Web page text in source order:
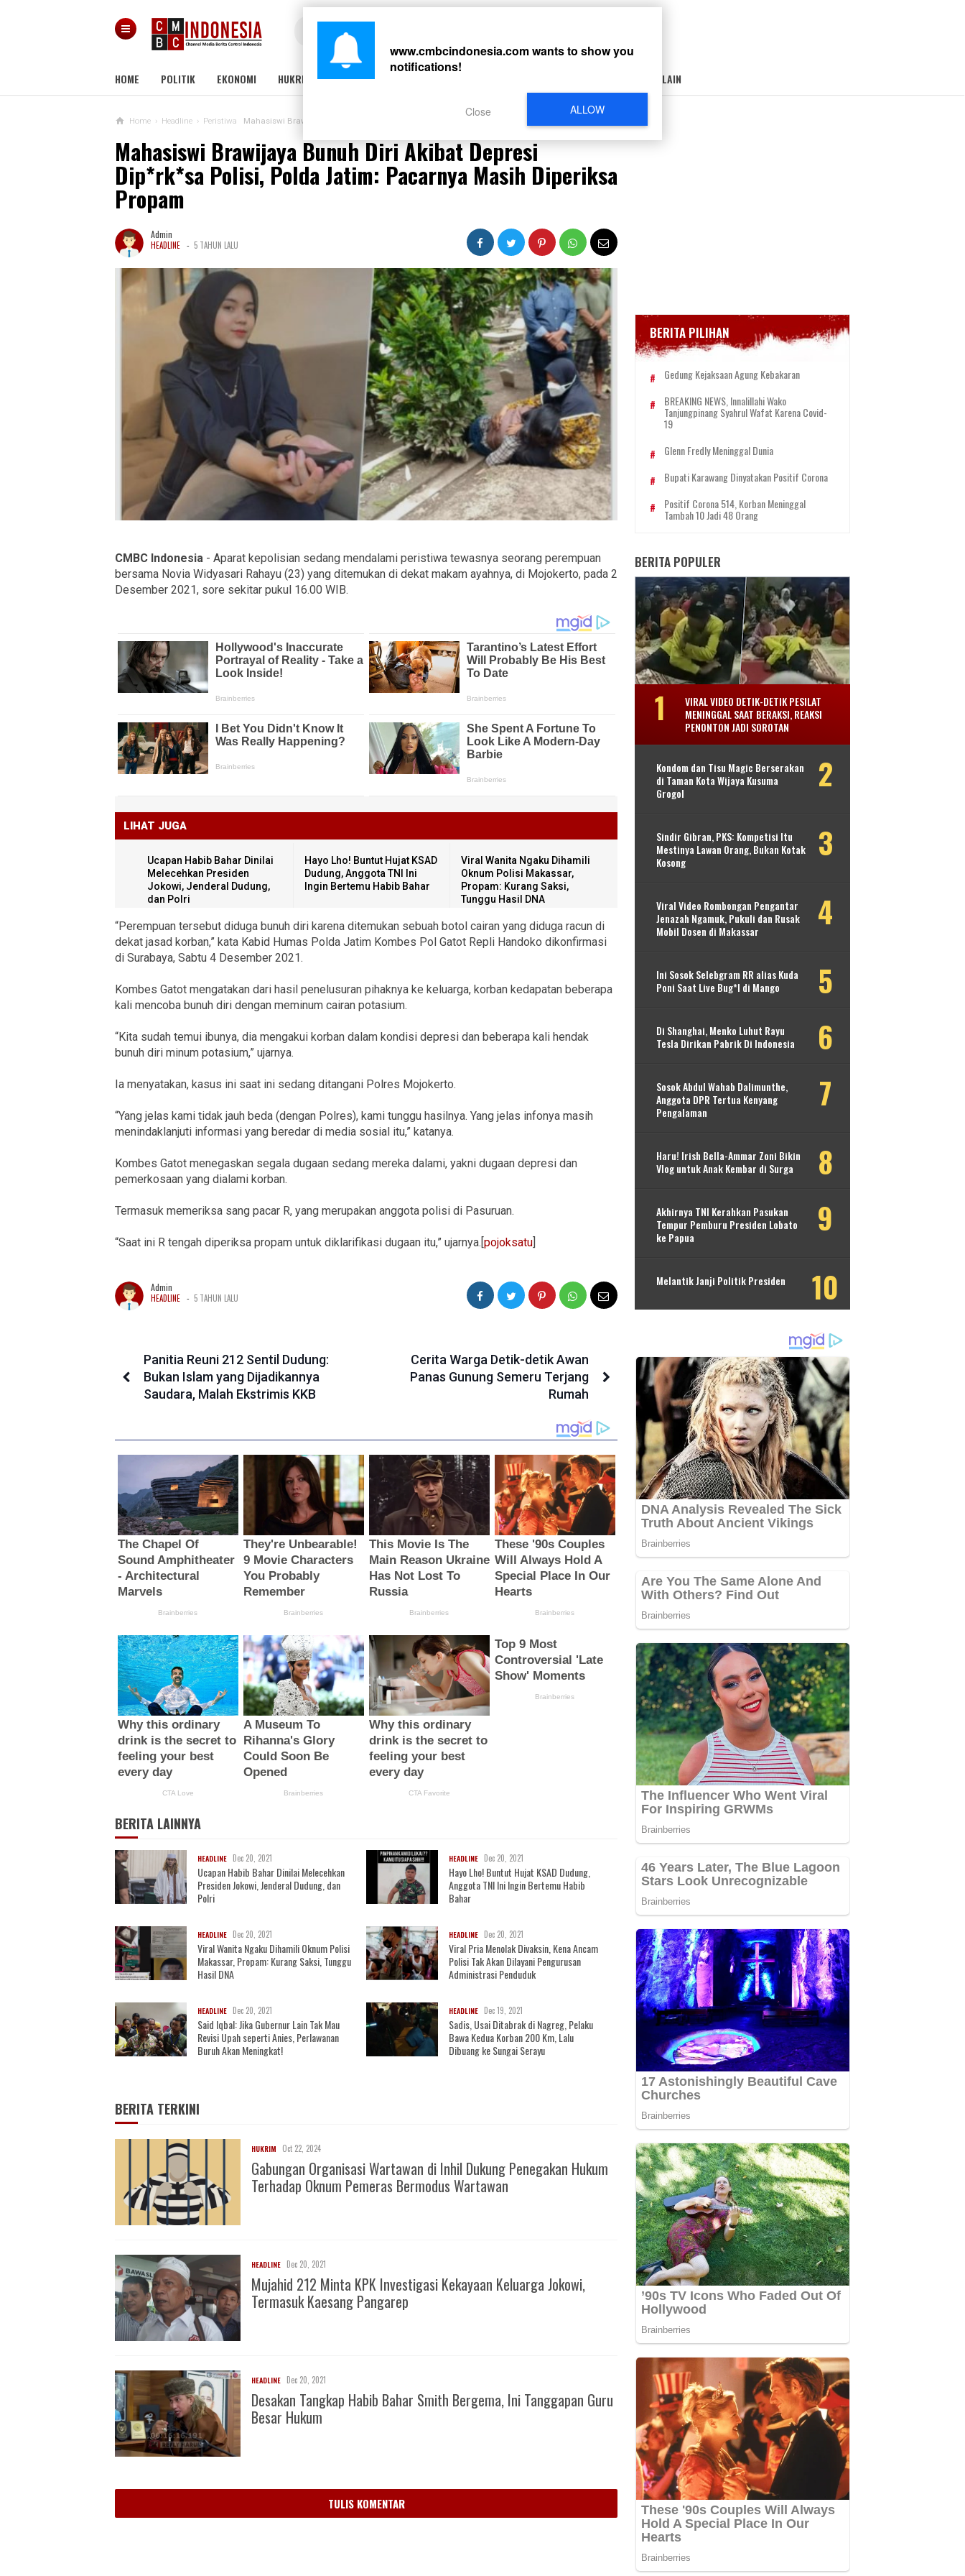
HOME POLITIK EKONOMI HUKRIM PERISTIWA LAIN-LAIN
Home › Headline › Peristiwa Mahasiswi Brawijaya Bunuh Diri Akibat Depresi Dip*rk*sa Polisi, Polda Jatim: Pacarnya Masih Diperiksa Propam
Mahasiswi Brawijaya Bunuh Diri Akibat Depresi
Dip*rk*sa Polisi, Polda Jatim: Pacarnya Masih Diperiksa
Propam
Admin
HEADLINE - 5 TAHUN LALU
CMBC Indonesia - Aparat kepolisian sedang mendalami peristiwa tewasnya seorang perempuan
bersama Novia Widyasari Rahayu (23) yang ditemukan di dekat makam ayahnya, di Mojokerto, pada 2
Desember 2021, sore sekitar pukul 16.00 WIB.
LIHAT JUGA
Ucapan Habib Bahar Dinilai
Melecehkan Presiden
Jokowi, Jenderal Dudung,
dan Polri
Hayo Lho! Buntut Hujat KSAD
Dudung, Anggota TNI Ini
Ingin Bertemu Habib Bahar
Viral Wanita Ngaku Dihamili
Oknum Polisi Makassar,
Propam: Kurang Saksi,
Tunggu Hasil DNA
“Perempuan tersebut diduga bunuh diri karena ditemukan sebuah botol cairan yang diduga racun di
dekat jasad korban,” kata Kabid Humas Polda Jatim Kombes Pol Gatot Repli Handoko dikonfirmasi
di Surabaya, Sabtu 4 Desember 2021.
Kombes Gatot mengatakan dari hasil penelusuran pihaknya ke keluarga, korban kedapatan beberapa
kali mencoba bunuh diri dengan meminum cairan potasium.
“Kita sudah temui ibunya, dia mengakui korban dalam kondisi depresi dan beberapa kali hendak
bunuh diri minum potasium,” ujarnya.
Ia menyatakan, kasus ini saat ini sedang ditangani Polres Mojokerto.
“Yang jelas kami tidak jauh beda (dengan Polres), kami tunggu hasilnya. Yang jelas infonya masih
menindaklanjuti informasi yang beredar di media sosial itu,” katanya.
Kombes Gatot menegaskan segala dugaan sedang mereka dalami, yakni dugaan depresi dan
pemerkosaan yang dialami korban.
Termasuk memeriksa sang pacar R, yang merupakan anggota polisi di Pasuruan.
“Saat ini R tengah diperiksa propam untuk diklarifikasi dugaan itu,” ujarnya.[pojoksatu]
Admin
HEADLINE - 5 TAHUN LALU
Panitia Reuni 212 Sentil Dudung:
Bukan Islam yang Dijadikannya
Saudara, Malah Ekstrimis KKB
Cerita Warga Detik-detik Awan
Panas Gunung Semeru Terjang
Rumah
BERITA LAINNYA
HEADLINE Dec 20, 2021
Ucapan Habib Bahar Dinilai Melecehkan
Presiden Jokowi, Jenderal Dudung, dan
Polri
HEADLINE Dec 20, 2021
Hayo Lho! Buntut Hujat KSAD Dudung,
Anggota TNI Ini Ingin Bertemu Habib
Bahar
HEADLINE Dec 20, 2021
Viral Wanita Ngaku Dihamili Oknum Polisi
Makassar, Propam: Kurang Saksi, Tunggu
Hasil DNA
HEADLINE Dec 20, 2021
Viral Pria Menolak Divaksin, Kena Ancam
Polisi Tak Akan Dilayani Pengurusan
Administrasi Penduduk
HEADLINE Dec 20, 2021
Said Iqbal: Jika Gubernur Lain Tak Mau
Revisi Upah seperti Anies, Perlawanan
Buruh Akan Meningkat!
HEADLINE Dec 19, 2021
Sadis, Usai Ditabrak di Nagreg, Pelaku
Bawa Kedua Korban 200 Km, Lalu
Dibuang ke Sungai Serayu
BERITA TERKINI
HUKRIM Oct 22, 2024
Gabungan Organisasi Wartawan di Inhil Dukung Penegakan Hukum
Terhadap Oknum Pemeras Bermodus Wartawan
HEADLINE Dec 20, 2021
Mujahid 212 Minta KPK Investigasi Kekayaan Keluarga Jokowi,
Termasuk Kaesang Pangarep
HEADLINE Dec 20, 2021
Desakan Tangkap Habib Bahar Smith Bergema, Ini Tanggapan Guru
Besar Hukum
TULIS KOMENTAR
BERITA PILIHAN
Gedung Kejaksaan Agung Kebakaran
BREAKING NEWS, Innalillahi Wako
Tanjungpinang Syahrul Wafat Karena Covid-
19
Glenn Fredly Meninggal Dunia
Bupati Karawang Dinyatakan Positif Corona
Positif Corona 514, Korban Meninggal
Tambah 10 Jadi 48 Orang
BERITA POPULER
VIRAL VIDEO DETIK-DETIK PESILAT
MENINGGAL SAAT BERAKSI, REAKSI
PENONTON JADI SOROTAN
Kondom dan Tisu Magic Berserakan
di Taman Kota Wijaya Kusuma
Grogol
Sindir Gibran, PKS: Kompetisi Itu
Mestinya Lawan Orang, Bukan Kotak
Kosong
Viral Video Rombongan Pengantar
Jenazah Ngamuk, Pukuli dan Rusak
Mobil Dosen di Makassar
Ini Sosok Selebgram RR alias Kuda
Poni Saat Live Bug*l di Mango
Di Shanghai, Menko Luhut Rayu
Tesla Dirikan Pabrik Di Indonesia
Sosok Abdul Wahab Dalimunthe,
Anggota DPR Tertua Kenyang
Pengalaman
Haru! Irish Bella-Ammar Zoni Bikin
Vlog untuk Anak Kembar di Surga
Akhirnya TNI Kerahkan Pasukan
Tempur Pemburu Presiden Lobato
ke Papua
Melantik Janji Politik Presiden
www.cmbcindonesia.comwants to show you
notifications!
ALLOW
Close